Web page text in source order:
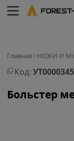
Главная НОЖИ И
Код:
Больстер